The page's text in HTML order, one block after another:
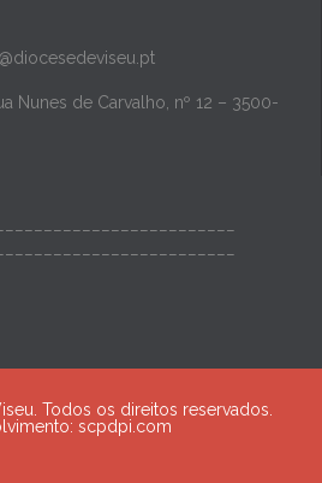
Nunes de Carvalho, nº 12 – 3500-
Todos os direitos reservados.
scpdpi.com